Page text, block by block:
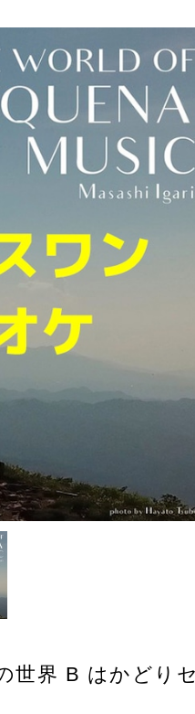
世界 B はかどり